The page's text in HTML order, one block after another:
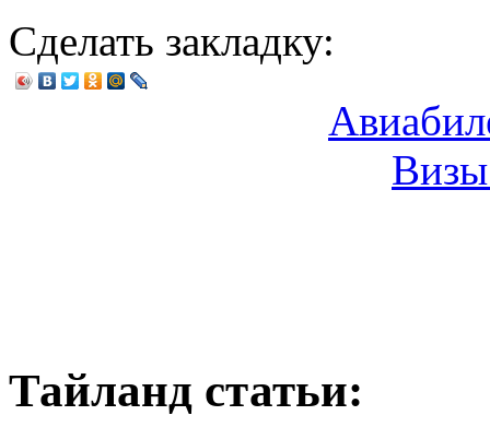
Сделать закладку:
Тайланд статьи: